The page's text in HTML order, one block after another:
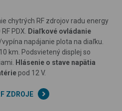
chytrých RF zdrojov radu energy
PDX.
Diaľkové ovládanie
napájanie plota na diaľku.
km. Podsvietený displej so
Hlásenie o stave napätia
pod 12 V.
ZDROJE